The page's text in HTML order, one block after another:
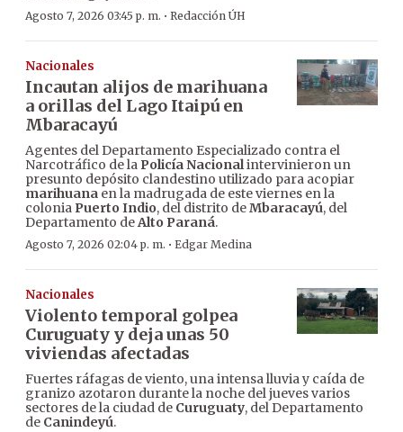
Agosto 7, 2026 03:45 p. m. · Redacción ÚH
Nacionales
Incautan alijos de marihuana
a orillas del Lago Itaipú en
Mbaracayú
Agentes del Departamento Especializado contra el
Narcotráfico de la Policía Nacionalintervinieron un
presunto depósito clandestino utilizado para acopiar
marihuana en la madrugada de este viernes en la
colonia Puerto Indio, del distrito deMbaracayú, del
Departamento deAlto Paraná.
Agosto 7, 2026 02:04 p. m. · Edgar Medina
Nacionales
Violento temporal golpea
Curuguaty y deja unas 50
viviendas afectadas
Fuertes ráfagas de viento, una intensa lluvia y caída de
granizo azotaron durante la noche del jueves varios
sectores de la ciudad de Curuguaty, del Departamento
de Canindeyú.